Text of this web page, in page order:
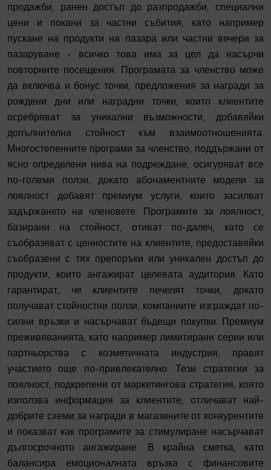
продажби, ранен достъп до разпродажби, специални
цени и покани за частни събития, като например
пускане на продукти на пазара или частни вечери за
пазаруване - всичко това има за цел да насърчи
повторните посещения. Програмата за членство може
да включва и бонус точки, предложения за награди за
рождени дни или наградни точки, които клиентите
осребряват за уникални възможности, добавяйки
допълнителна стойност към взаимоотношенията.
Многостепенните програми за членство, поддържани от
ясно определени нива на подреждане, осигуряват все
по-големи ползи, докато абонаментните модели за
лоялност добавят премиум услуги, които засилват
задържането на членовете. Програмите за лоялност,
базирани на стойност, отиват по-далеч, като се
съобразяват с ценностите на клиентите, предоставяйки
съобразени с тях препоръки или уникален достъп до
продукти, които ангажират целевата аудитория. Като
гарантират, че клиентите печелят точки, докато
получават стойностни ползи, компаниите изграждат по-
силни връзки и насърчават бъдещи покупки. Премиум
преживяванията, като например лимитирани серии или
партньорства с козметичната индустрия, правят
участието още по-привлекателно. Тези стратегии за
лоялност, подкрепени от маркетингова стратегия, която
използва информация за клиентите, отличават най-
добрите схеми за награди в магазините от конкурентите
и показват как програмите за стимулиране насърчават
дългосрочното ангажиране. В крайна сметка, като
балансира емоционалната връзка с финансовите